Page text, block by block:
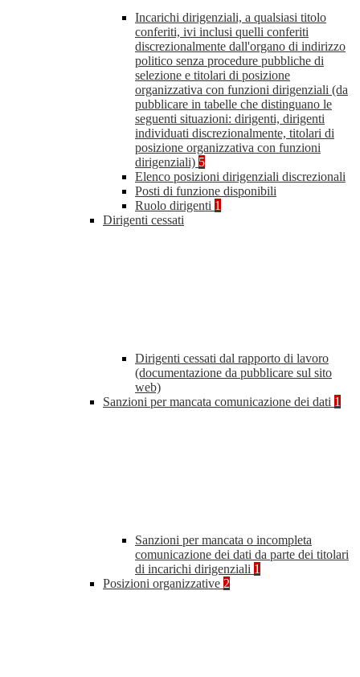
Incarichi dirigenziali, a qualsiasi titolo
conferiti, ivi inclusi quelli conferiti
discrezionalmente dall'organo di indirizzo
politico senza procedure pubbliche di
selezione e titolari di posizione
organizzativa con funzioni dirigenziali (da
pubblicare in tabelle che distinguano le
seguenti situazioni: dirigenti, dirigenti
individuati discrezionalmente, titolari di
posizione organizzativa con funzioni
dirigenziali) 5
Elenco posizioni dirigenziali discrezionali
Posti di funzione disponibili
Ruolo dirigenti 1
Dirigenti cessati
Dirigenti cessati dal rapporto di lavoro
(documentazione da pubblicare sul sito
web)
Sanzioni per mancata comunicazione dei dati 1
Sanzioni per mancata o incompleta
comunicazione dei dati da parte dei titolari
di incarichi dirigenziali 1
Posizioni organizzative 2